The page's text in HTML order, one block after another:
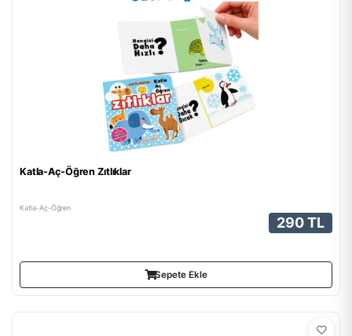
Katla-Aç-Öğren Zıtlıklar
Katla-Aç-Öğren
290 TL
Sepete Ekle